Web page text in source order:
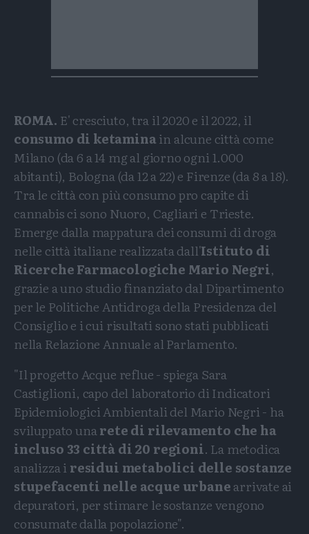
ROMA. E' cresciuto, tra il 2020 e il 2022, il
consumo di ketaminain alcune città come
Milano (da 6 a 14 mg al giorno ogni 1.000
abitanti), Bologna (da 12 a 22) e Firenze (da 8 a 18).
Tra le città con più consumo pro capite di
cannabis ci sono Nuoro, Cagliari e Trieste.
Emerge dalla mappatura dei consumi di droga
nelle città italiane realizzata dall'Istituto di
Ricerche Farmacologiche Mario Negri,
grazie a uno studio finanziato dal Dipartimento
per le Politiche Antidroga della Presidenza del
Consiglio e i cui risultati sono stati pubblicati
nella Relazione Annuale al Parlamento.
"Il progetto Acque reflue - spiega Sara
Castiglioni, capo del laboratorio di Indicatori
Epidemiologici Ambientali del Mario Negri - ha
sviluppato unarete di rilevamento che ha
incluso 33 città di 20 regioni. La metodica
analizza i residui metabolici delle sostanze
stupefacenti nelle acque urbanearrivate ai
depuratori, per stimare le sostanze vengono
consumate dalla popolazione".